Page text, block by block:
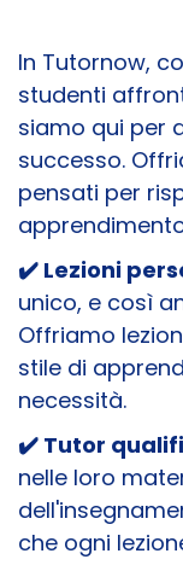
In Tutornow,
studenti
siamo qui per
successo.
pensati per
✔️ Lezioni
unico, e così
Offriamo
stile di
necessità.
✔️ Tutor
nelle loro
che ogni